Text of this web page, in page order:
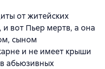
от житейских
и вот Пьер мертв, а она
сыном
и не имеет крыши
абьюзивных